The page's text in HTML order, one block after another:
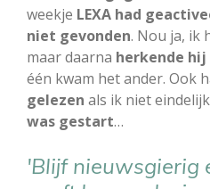
weekje LEXA had
niet gevonden. Nou ja, ik
maar daarna herkende
één kwam het ander. Ook
gelezen als ik niet eindelijk
was gestart…
'Blijf nieuwsgierig